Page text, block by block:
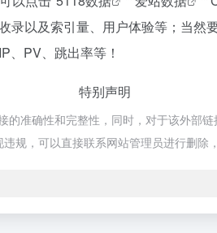
以及索引量、用户体验等；当
、PV、跳出率等！
特别声明
准确性和完整性，同时，对于该外部
，可以直接联系网站管理员进行删除